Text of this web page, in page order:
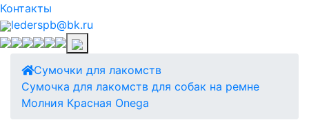
Контакты
lederspb@bk.ru
Сумочки для лакомств
Сумочка для лакомств для собак на ремне
Молния Красная Onega